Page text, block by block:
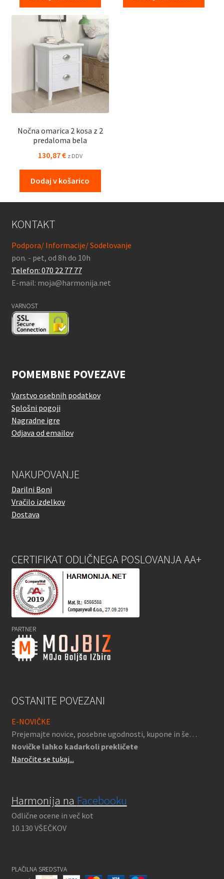
Nočna omarica 2 kosa z 2
predaloma bela
130,87€ z DDV
Dodaj v košarico
KONTAKT
Podpora/ Informacije/ Sodelovanje
pon. - pet, od 8h do 10h
Telefon: 070 22 77 77
E-mail: moja@harmonija.net
VARNOST
POMEMBNE POVEZAVE
Varstvo osebnih podatkov
Splošni pogoji
Nagradne igre
Odjava od emailov
NAKUPOVANJE
Darilni Boni
Vračilo izdelkov
Dostava
CERTIFIKAT ODLIČNEGA POSLOVANJA AA+
PARTNER
OSTANITE POVEZANI
E-NOVIČKE
Prejemajte novice, posebne ugodnosti, kupone in še…
Novičke lahko kadarkoli prekličete
Naročite se tukaj...
Harmonija na Facebooku
Odlične ocene in več kot
10.130 VŠEČKOV
PLAČILNA SREDSTVA